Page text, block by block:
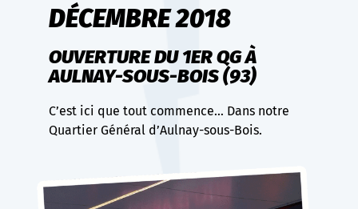
DÉCEMBRE 2018
OUVERTURE DU 1ER QG À
AULNAY-SOUS-BOIS (93)
C’est ici que tout commence… Dans notre
Quartier Général d’Aulnay-sous-Bois.